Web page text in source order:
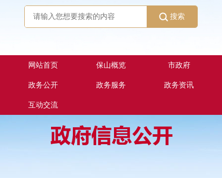
搜索
网站首页 保山概览 市政府
政务公开 政务服务 政务资讯
互动交流